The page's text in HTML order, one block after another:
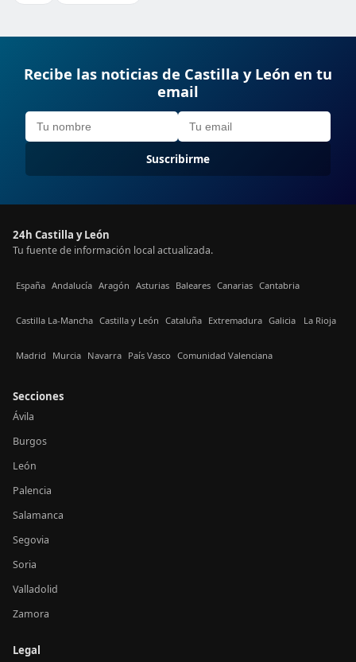
Recibe las noticias de Castilla y León en tu
email
Suscribirme
24h Castilla y León
Tu fuente de información local actualizada.
España Andalucía Aragón Asturias Baleares Canarias Cantabria
Castilla La-Mancha Castilla y León Cataluña Extremadura Galicia La Rioja
Madrid Murcia Navarra País Vasco Comunidad Valenciana
Secciones
Ávila
Burgos
León
Palencia
Salamanca
Segovia
Soria
Valladolid
Zamora
Legal